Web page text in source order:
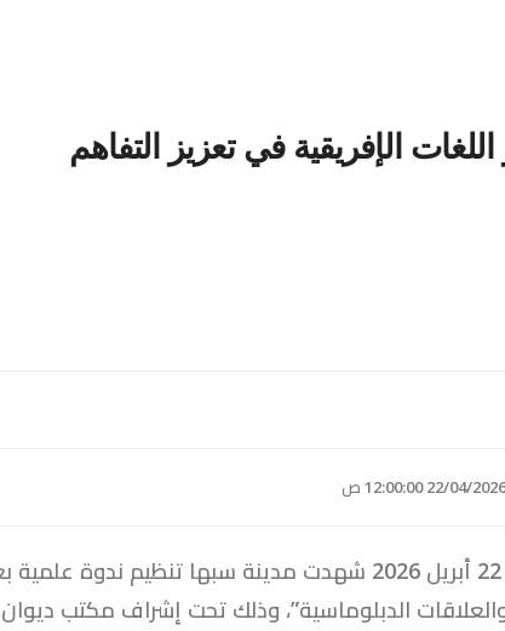
الإفريقية في تعزيز التفاهم
سبها. - 22 أبريل 2026 شهدت مدينة سبها تنظيم
الدبلوماسية”، وذلك تحت إشراف مكتب ديوان